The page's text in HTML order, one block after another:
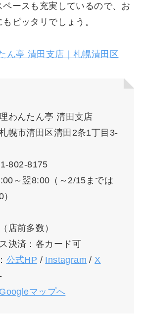
ースも充実しているので、お
ピッタリでしょう。
ん亭 清田支店｜札幌清田区
わんたん亭 清田支店
幌市清田区清田2条1丁目3-
802-8175
～翌8:00（～2/15までは
店前多数）
決済：各カード可
公式HP / Instagram / X
Googleマップへ